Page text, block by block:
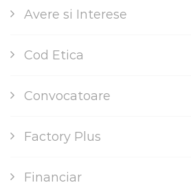
Avere si Interese
Cod Etica
Convocatoare
Factory Plus
Financiar